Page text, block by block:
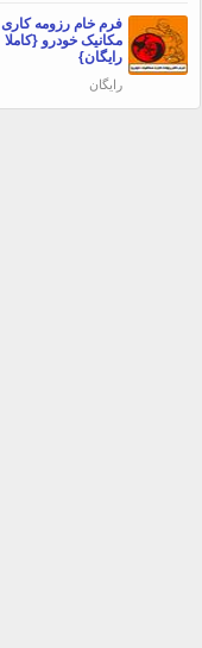
فرم خام رزومه کاری
مکانیک خودرو {کاملا
رایگان}
رایگان